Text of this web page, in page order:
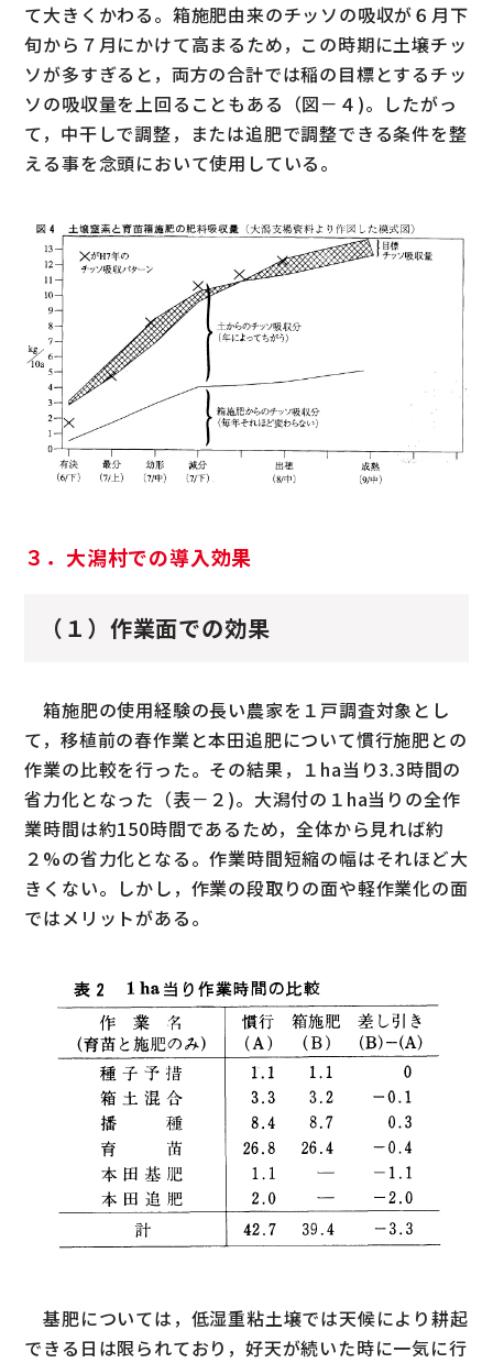
て大きくかわる。箱施肥由来のチッソの吸収が６月下
旬から７月にかけて高まるため，この時期に土壌チッ
ソが多すぎると，両方の合計では稲の目標とするチッ
ソの吸収量を上回ることもある（図－４)。したがっ
て，中干しで調整，または追肥で調整できる条件を整
える事を念頭において使用している。
３．大潟村での導入効果
（１）作業面での効果
箱施肥の使用経験の長い農家を１戸調査対象とし
て，移植前の春作業と本田追肥について慣行施肥との
作業の比較を行った。その結果，１ha当り3.3時間の
省力化となった（表－２)。大潟付の１ha当りの全作
業時間は約150時間であるため，全体から見れば約
２%の省力化となる。作業時間短縮の幅はそれほど大
きくない。しかし，作業の段取りの面や軽作業化の面
ではメリットがある。
基肥については，低湿重粘土壌では天候により耕起
できる日は限られており，好天が続いた時に一気に行